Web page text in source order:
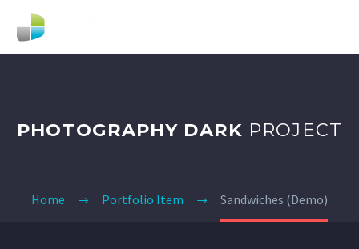
PHOTOGRAPHY DARK PROJECT
Home Portfolio Item Sandwiches (Demo)